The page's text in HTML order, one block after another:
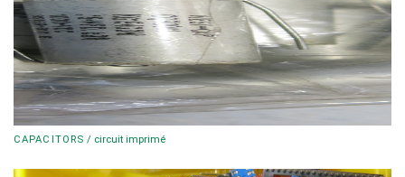
CAPACITORS / circuit imprimé